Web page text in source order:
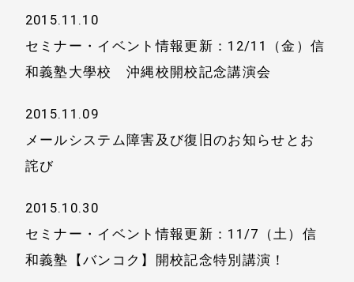
2015.11.10
セミナー・イベント情報更新：12/11（金）信
和義塾大學校 沖縄校開校記念講演会
2015.11.09
メールシステム障害及び復旧のお知らせとお
詫び
2015.10.30
セミナー・イベント情報更新：11/7（土）信
和義塾【バンコク】開校記念特別講演！